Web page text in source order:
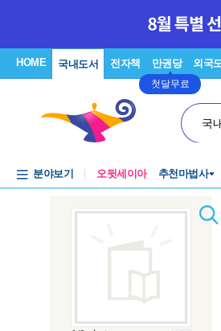
HOME 국내도서 전자책 만권당
첫달무료
외국
국
분야보기 오뒷세이아 추천마법사